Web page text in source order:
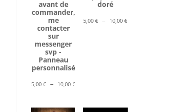
avant de
commander,
me
contacter
sur
messenger
svp -
Panneau
personnalisé
5,00€ – 10,00€Plage
prix :
doré
5,00€ – 10,00€Plage